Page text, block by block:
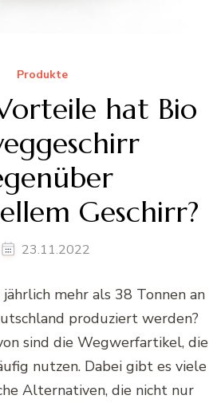
Produkte
hat Bio
Geschirr?
23.11.2022
mehr als 38 Tonnen an
produziert werden?
sind die Wegwerfartikel, die
nutzen. Dabei gibt es viele
Alternativen, die nicht nur